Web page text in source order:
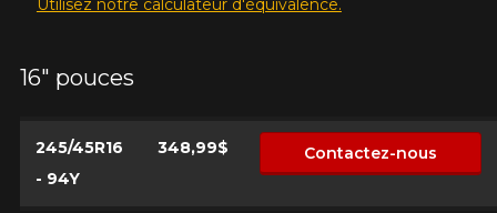
Utilisez notre calculateur d'équivalence.
16" pouces
245/45R16
- 94Y
348,99$ Contactez-nous
Année